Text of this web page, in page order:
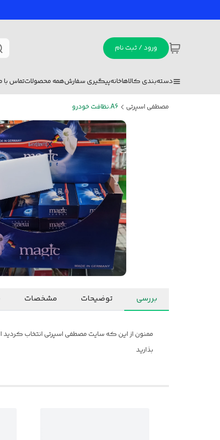
ورود / ثبت نام
دسته‌بندی کالاهاخانهپیگیری سفارشهمه محصولاتتماس با
مصطفی اسپرتی A6.نظافت خودرو
بررسی توضیحات مشخصات
ممنون از این که سایت مصطفی اسپرتی انتخاب کردید
بذارید